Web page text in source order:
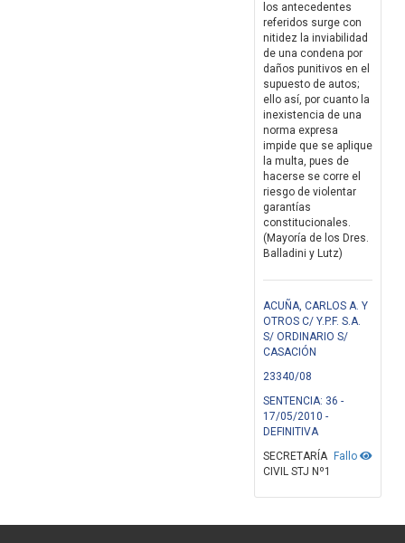
los antecedentes
referidos surge con
nitidez la inviabilidad
de una condena por
daños punitivos en el
supuesto de autos;
ello así, por cuanto la
inexistencia de una
norma expresa
impide que se aplique
la multa, pues de
hacerse se corre el
riesgo de violentar
garantías
constitucionales.
(Mayoría de los Dres.
Balladini y Lutz)
ACUÑA, CARLOS A. Y
OTROS C/ Y.P.F. S.A.
S/ ORDINARIO S/
CASACIÓN
23340/08
SENTENCIA: 36 -
17/05/2010 -
DEFINITIVA
Fallo
SECRETARÍA
CIVIL STJ Nº1